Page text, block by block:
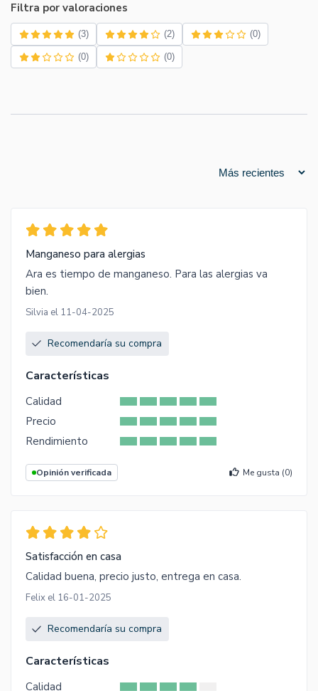
Filtra por valoraciones
(3) (2) (0)
(0) (0)
Manganeso para alergias
Ara es tiempo de manganeso. Para las alergias va
bien.
Silvia el 11-04-2025
Recomendaría su compra
Características
Calidad
Precio
Rendimiento
Opinión verificada Me gusta (0)
Satisfacción en casa
Calidad buena, precio justo, entrega en casa.
Felix el 16-01-2025
Recomendaría su compra
Características
Calidad